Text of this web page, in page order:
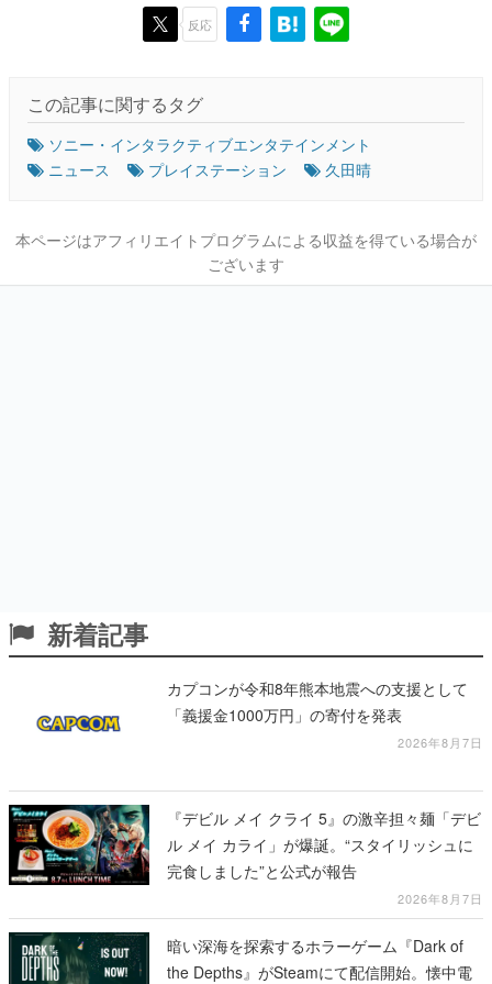
反応
この記事に関するタグ
ソニー・インタラクティブエンタテインメント
ニュース
プレイステーション 久田晴
本ページはアフィリエイトプログラムによる収益を得ている場合が
ございます
新着記事
カプコンが令和8年熊本地震への支援として
「義援金1000万円」の寄付を発表
2026年8月7日
『デビル メイ クライ 5』の激辛担々麺「デビ
ル メイ カライ」が爆誕。“スタイリッシュに
完食しました”と公式が報告
2026年8月7日
暗い深海を探索するホラーゲーム『Dark of
the Depths』がSteamにて配信開始。懐中電